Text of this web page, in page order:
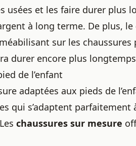
usées et les faire durer plus
à long terme. De plus,
sur les chaussures
durer encore plus
de l’enfant
adaptées aux pieds de
qui s’adaptent parfaitement
chaussures sur mesure